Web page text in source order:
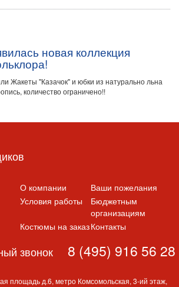
новая коллекция
Жакеты "Казачок" и юбки из натурально льна
количество ограничено!!
О компании
Ваши пожелания
Условия работы
Бюджетным
организациям
Костюмы на заказКонтакты
звонок 8 (495) 916 56 28
площадь д.6, метро Комсомольская, 3-ий этаж,